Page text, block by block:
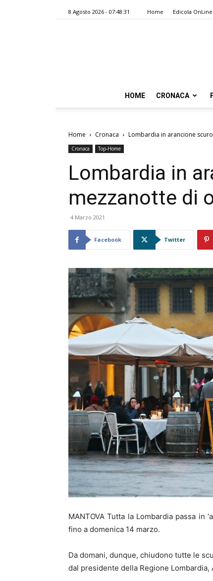
8 Agosto 2026 - 07:48:31 Home Edicola OnLine
HOME CRONACA
Home Cronaca Lombardia in arancione
Cronaca Top-Home
Lombardia in
mezzanotte di
4 Marzo 2021
Facebook Twitter
MANTOVA Tutta la Lombardia passa in
fino a domenica 14 marzo.
Da domani, dunque, chiudono tutte le
dal presidente della Regione Lombardia,